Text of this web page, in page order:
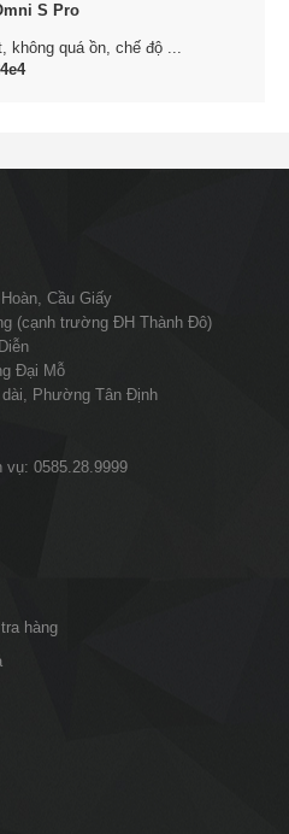
S Pro
không quá ồn, chế độ ...
Cầu Giấy
(cạnh trường ĐH Thành Đô)
Đại Mỗ
dài, Phường Tân Định
vụ: 0585.28.9999
hàng